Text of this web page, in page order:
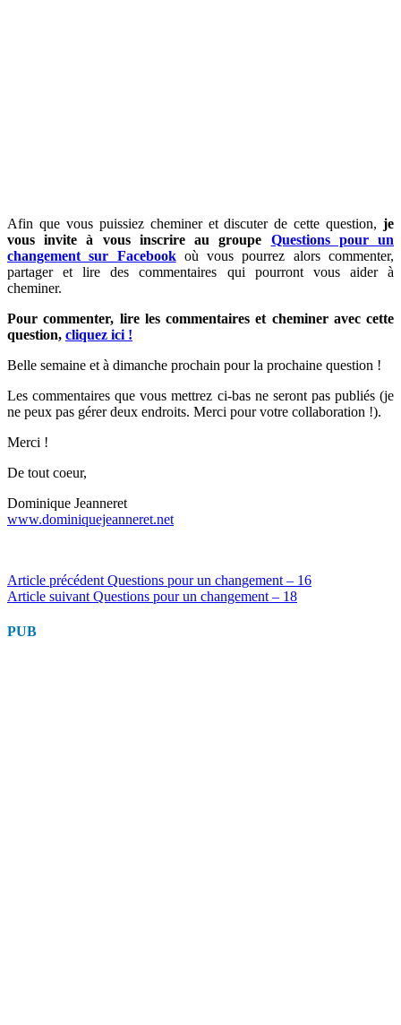
Afin que vous puissiez cheminer et discuter de cette question, je
vous invite à vous inscrire au groupe
Questions pour un
changement sur Facebookoù vous pourrez alors commenter,
partager et lire des commentaires qui pourront vous aider à
cheminer.
Pour commenter, lire les commentaires et cheminer avec cette
question, cliquez ici !
Belle semaine et à dimanche prochain pour la prochaine question !
Les commentaires que vous mettrez ci-bas ne seront pas publiés (je
ne peux pas gérer deux endroits. Merci pour votre collaboration !).
Merci !
De tout coeur,
Dominique Jeanneret
www.dominiquejeanneret.net
Lire
la
suite
Article précédent Questions pour un changement – 16
Article suivant Questions pour un changement – 18
PUB